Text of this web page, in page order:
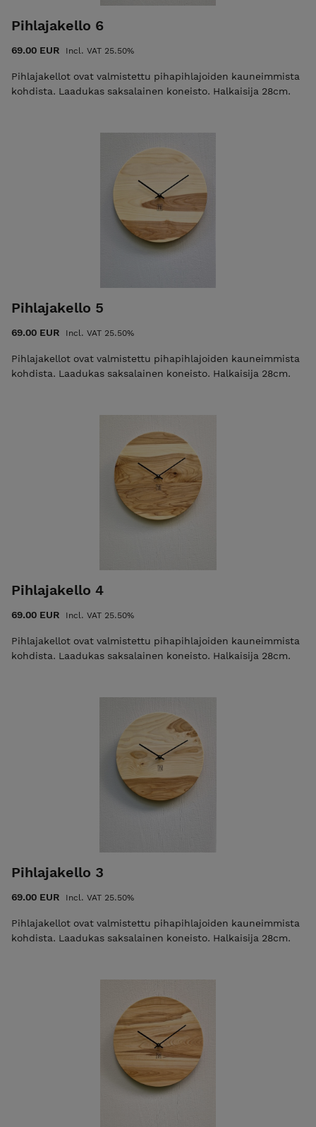
Pihlajakello 6
69.00 EUR Incl. VAT 25.50%
Pihlajakellot ovat valmistettu pihapihlajoiden kauneimmista
kohdista. Laadukas saksalainen koneisto. Halkaisija 28cm.
Pihlajakello 5
69.00 EUR Incl. VAT 25.50%
Pihlajakellot ovat valmistettu pihapihlajoiden kauneimmista
kohdista. Laadukas saksalainen koneisto. Halkaisija 28cm.
Pihlajakello 4
69.00 EUR Incl. VAT 25.50%
Pihlajakellot ovat valmistettu pihapihlajoiden kauneimmista
kohdista. Laadukas saksalainen koneisto. Halkaisija 28cm.
Pihlajakello 3
69.00 EUR Incl. VAT 25.50%
Pihlajakellot ovat valmistettu pihapihlajoiden kauneimmista
kohdista. Laadukas saksalainen koneisto. Halkaisija 28cm.